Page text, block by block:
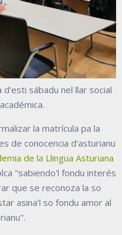
d'esti sábadu nel llar social
la matrícula pa la
de conocencia d'asturianu
de la Llingua Asturiana
"sabiendo'l fondu interés
que se reconoza la so
asina'l so fondu amor al